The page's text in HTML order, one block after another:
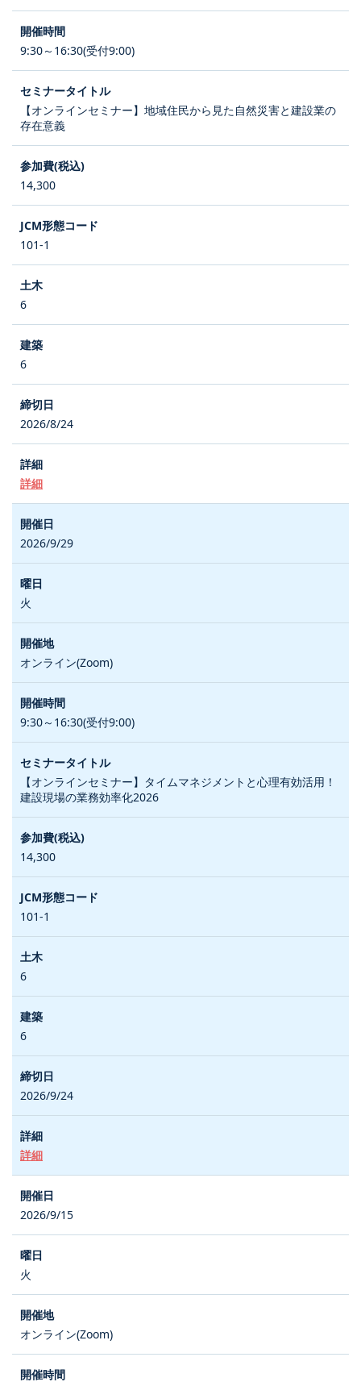
9:30～16:30(受付9:00)
【オンラインセミナー】地域住民から見た自然災害と建設業の
存在意義
14,300
101-1
6
6
2026/8/24
詳細
2026/9/29
火
オンライン(Zoom)
9:30～16:30(受付9:00)
【オンラインセミナー】タイムマネジメントと心理有効活用！
建設現場の業務効率化2026
14,300
101-1
6
6
2026/9/24
詳細
2026/9/15
火
オンライン(Zoom)